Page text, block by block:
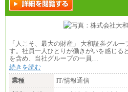
「人こそ、最大の財産」 大和証券グル
す。社員一人ひとりが働きがいを感じる
を含め、当社グループの一員…
続きを読む
業種
IT/情報通信